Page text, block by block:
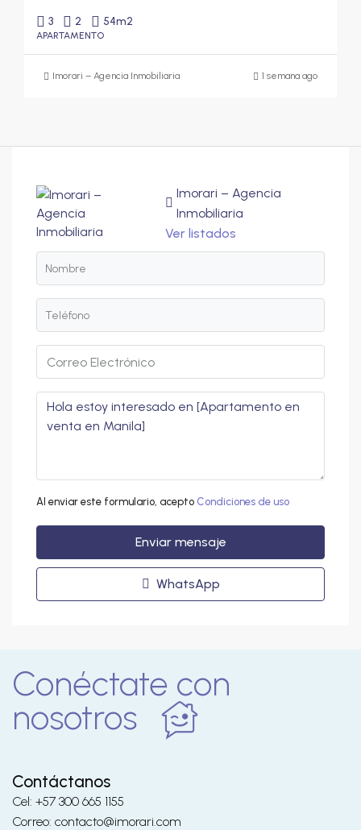
3 2 54m2
APARTAMENTO
Imorari – Agencia Inmobiliaria 1 semana ago
Imorari – Agencia
Inmobiliaria
Ver listados
Al enviar este formulario, acepto Condiciones de uso
Enviar mensaje
WhatsApp
Conéctate con
nosotros
Contáctanos
Cel: +57 300 665 1155
Correo: contacto@imorari.com